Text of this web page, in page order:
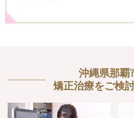
沖縄県那覇
矯正治療をご検